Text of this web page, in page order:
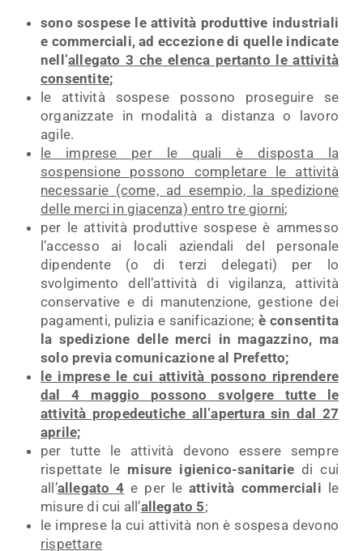
sono sospese le attività produttive industriali
e commerciali, ad eccezione di quelle indicate
nell’allegato 3 che elenca pertanto le attività
consentite;
le attività sospese possono proseguire se
organizzate in modalità a distanza o lavoro
agile.
le imprese per le quali è disposta la
sospensione possono completare le attività
necessarie (come, ad esempio, la spedizione
delle merci in giacenza) entro tre giorni;
per le attività produttive sospese è ammesso
l’accesso ai locali aziendali del personale
dipendente (o di terzi delegati) per lo
svolgimento dell’attività di vigilanza, attività
conservative e di manutenzione, gestione dei
pagamenti, pulizia e sanificazione;è consentita
la spedizione delle merci in magazzino, ma
solo previa comunicazione al Prefetto;
le imprese le cui attività possono riprendere
dal 4 maggio possono svolgere tutte le
attività propedeutiche all’apertura sin dal 27
aprile;
per tutte le attività devono essere sempre
rispettate le misure igienico-sanitarie di cui
all’allegato 4 e per le attività commerciali le
misure di cui all’allegato 5;
le imprese la cui attività non è sospesa devono
rispettare